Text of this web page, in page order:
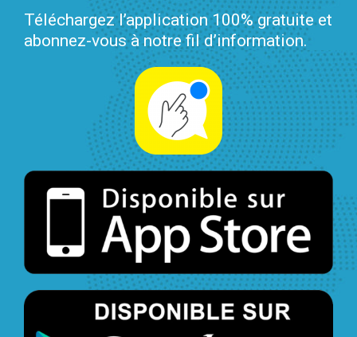
Téléchargez l’application 100% gratuite et
abonnez-vous à notre fil d’information.